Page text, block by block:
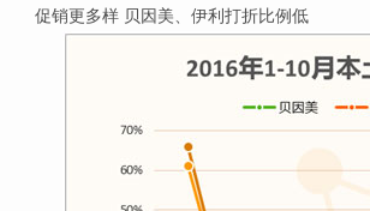
促销更多样 贝因美、伊利打折比例低